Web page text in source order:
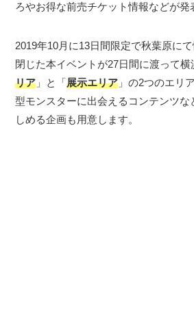
ろやお得な前売チケット情報などが発
2019年10月に13日間限定で秋葉原に
閉じた本イベントが27日間に渡って
リア 」と「展示エリア 」の2つのエリ
型モンスターに出会えるコンテンツな
しめる企画も用意します。